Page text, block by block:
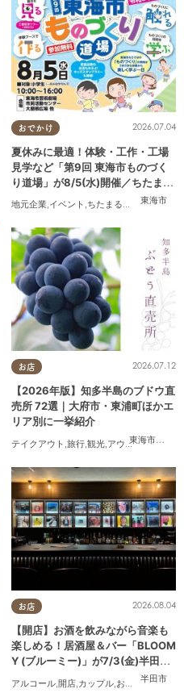
おでかけ
東海市
2026.07.04
夏休みに最適！体験・工作・工場
見学など「第9回 東海市ものづく
り道場」が8/5(水)開催／ちたまる
広告
地元企業,イベント ,ちたまる広告 ,親子,家族
知多市,美浜町 南知多町
お店
東海市大府
2026.07.12
【2026年版】知多半島のブドウ直
売所 72選｜大府市・東浦町ほかエ
リア別に一挙紹介
テイクアウト ,旅行,観光,アウトドア , まちネ
お店
半田市
2026.08.04
【開店】お酒を飲みながら音楽も
楽しめる！居酒屋＆バー「BLOOM
Y (ブルーミー)」が7/3(金)半田市
でオープン
アルコール,開店,カップル,おひとりさま